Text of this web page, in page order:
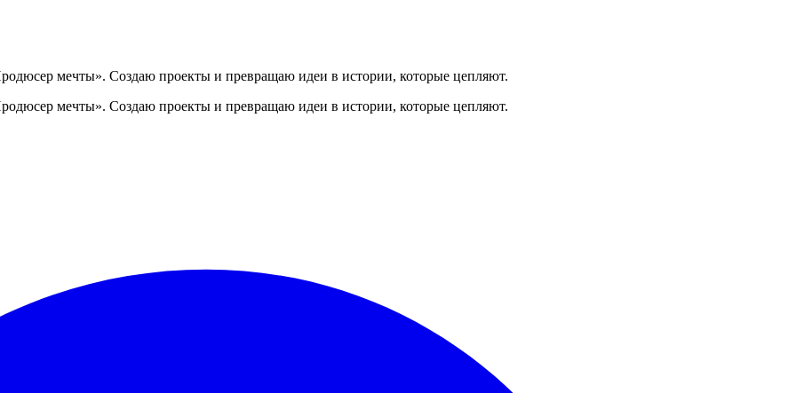
мечты». Создаю проекты и превращаю идеи в истории, которые цепляют.
мечты». Создаю проекты и превращаю идеи в истории, которые цепляют.